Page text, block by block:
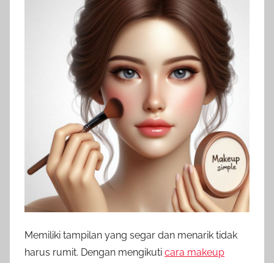
Memiliki tampilan yang segar dan menarik tidak
harus rumit. Dengan mengikuti cara makeup